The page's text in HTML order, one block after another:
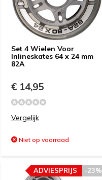
Set 4 Wielen Voor
Inlineskates 64 x 24 mm
82A
€ 14,95
Vergelijk
Niet op voorraad
-23%
ADVIESPRIJS